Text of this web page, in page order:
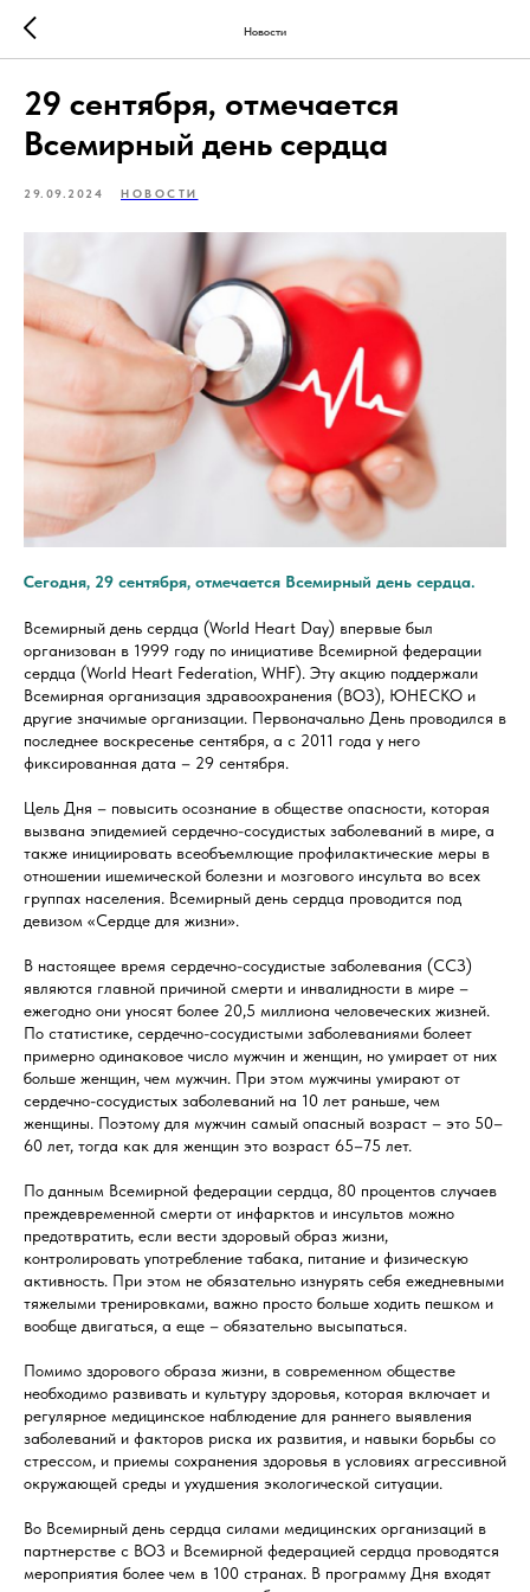
Новости
29 сентября, отмечается
Всемирный день сердца
29.09.2024 НОВОСТИ
Сегодня, 29 сентября, отмечается Всемирный день сердца.
Всемирный день сердца (World Heart Day) впервые был
организован в 1999 году по инициативе Всемирной федерации
сердца (World Heart Federation, WHF). Эту акцию поддержали
Всемирная организация здравоохранения (ВОЗ), ЮНЕСКО и
другие значимые организации. Первоначально День проводился в
последнее воскресенье сентября, а с 2011 года у него
фиксированная дата – 29 сентября.
Цель Дня – повысить осознание в обществе опасности, которая
вызвана эпидемией сердечно-сосудистых заболеваний в мире, а
также инициировать всеобъемлющие профилактические меры в
отношении ишемической болезни и мозгового инсульта во всех
группах населения. Всемирный день сердца проводится под
девизом «Сердце для жизни».
В настоящее время сердечно-сосудистые заболевания (ССЗ)
являются главной причиной смерти и инвалидности в мире –
ежегодно они уносят более 20,5 миллиона человеческих жизней.
По статистике, сердечно-сосудистыми заболеваниями болеет
примерно одинаковое число мужчин и женщин, но умирает от них
больше женщин, чем мужчин. При этом мужчины умирают от
сердечно-сосудистых заболеваний на 10 лет раньше, чем
женщины. Поэтому для мужчин самый опасный возраст – это 50–
60 лет, тогда как для женщин это возраст 65–75 лет.
По данным Всемирной федерации сердца, 80 процентов случаев
преждевременной смерти от инфарктов и инсультов можно
предотвратить, если вести здоровый образ жизни,
контролировать употребление табака, питание и физическую
активность. При этом не обязательно изнурять себя ежедневными
тяжелыми тренировками, важно просто больше ходить пешком и
вообще двигаться, а еще – обязательно высыпаться.
Помимо здорового образа жизни, в современном обществе
необходимо развивать и культуру здоровья, которая включает и
регулярное медицинское наблюдение для раннего выявления
заболеваний и факторов риска их развития, и навыки борьбы со
стрессом, и приемы сохранения здоровья в условиях агрессивной
окружающей среды и ухудшения экологической ситуации.
Во Всемирный день сердца силами медицинских организаций в
партнерстве с ВОЗ и Всемирной федерацией сердца проводятся
мероприятия более чем в 100 странах. В программу Дня входят